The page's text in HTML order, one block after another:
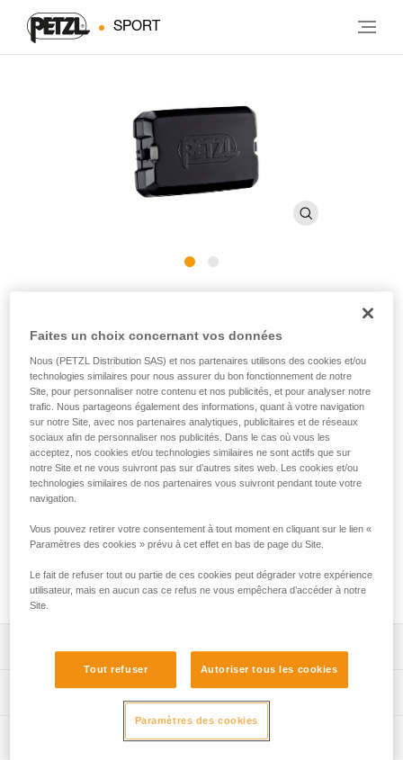
SPORT
SWIFT RL CLASSIC
La batterie rechargeable R2250 lithium-ion garantit de
hautes performances pour les lampes frontales SWIFT RL et
SWIFT RL CLASSIC, même à basses températures. Elle se
recharge via une prise USB-C et dispose d'un témoin
lumineux de charge.
activités ?
Batterie rechargeable lithium-ion 2250 mAh (3,85 V / 8,47
Wh) pour lampe frontale SWIFT RL.
Recharge simple via la prise USB-C (câble de charge non
Spécifications techniques
Informations techniques
Faites un choix concernant vos données
Nous (PETZL Distribution SAS) et nos partenaires utilisons des cookies et/ou
technologies similaires pour nous assurer du bon fonctionnement de notre
Site, pour personnaliser notre contenu et nos publicités, et pour analyser notre
trafic. Nous partageons également des informations, quant à votre navigation
sur notre Site, avec nos partenaires analytiques, publicitaires et de réseaux
sociaux afin de personnaliser nos publicités. Dans le cas où vous les
acceptez, nos cookies et/ou technologies similaires ne sont actifs que sur
notre Site et ne vous suivront pas sur d’autres sites web. Les cookies et/ou
technologies similaires de nos partenaires vous suivront pendant toute votre
navigation.
Vous pouvez retirer votre consentement à tout moment en cliquant sur le lien «
Paramètres des cookies » prévu à cet effet en bas de page du Site.
Le fait de refuser tout ou partie de ces cookies peut dégrader votre expérience
utilisateur, mais en aucun cas ce refus ne vous empêchera d’accéder à notre
Site.
Tout refuser Autoriser tous les cookies
Paramètres des cookies